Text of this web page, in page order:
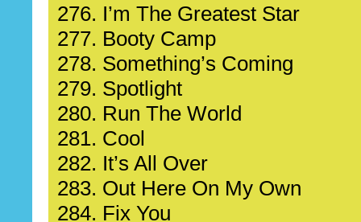
276. I’m The Greatest Star
277. Booty Camp
278. Something’s Coming
279. Spotlight
280. Run The World
281. Cool
282. It’s All Over
283. Out Here On My Own
284. Fix You